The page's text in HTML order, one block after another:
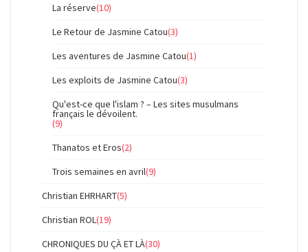
La réserve(10)
Le Retour de Jasmine Catou(3)
Les aventures de Jasmine Catou(1)
Les exploits de Jasmine Catou(3)
Qu'est-ce que l'islam ? – Les sites musulmans
français le dévoilent.
(9)
Thanatos et Eros(2)
Trois semaines en avril(9)
Christian EHRHART(5)
Christian ROL(19)
CHRONIQUES DU ÇÀ ET LÀ(30)